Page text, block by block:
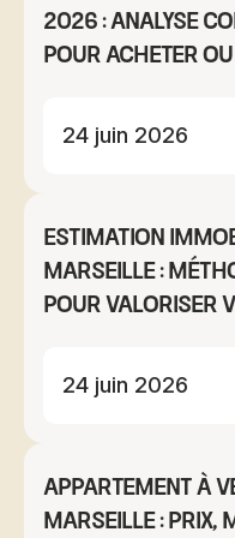
2026 : analyse
pour acheter
24 juin 2026
Estimation
Marseille :
pour valoriser
24 juin 2026
Appartement à
Marseille : prix,